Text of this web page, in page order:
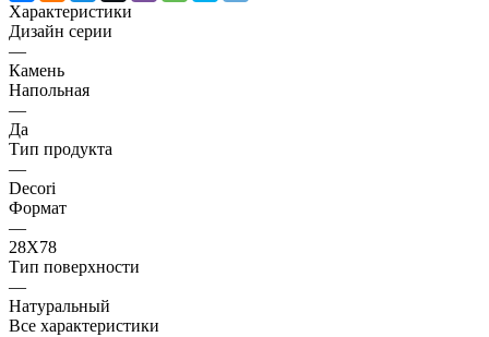
Характеристики
Дизайн серии
—
Камень
Напольная
—
Да
Тип продукта
—
Decori
Формат
—
28X78
Тип поверхности
—
Натуральный
Все характеристики